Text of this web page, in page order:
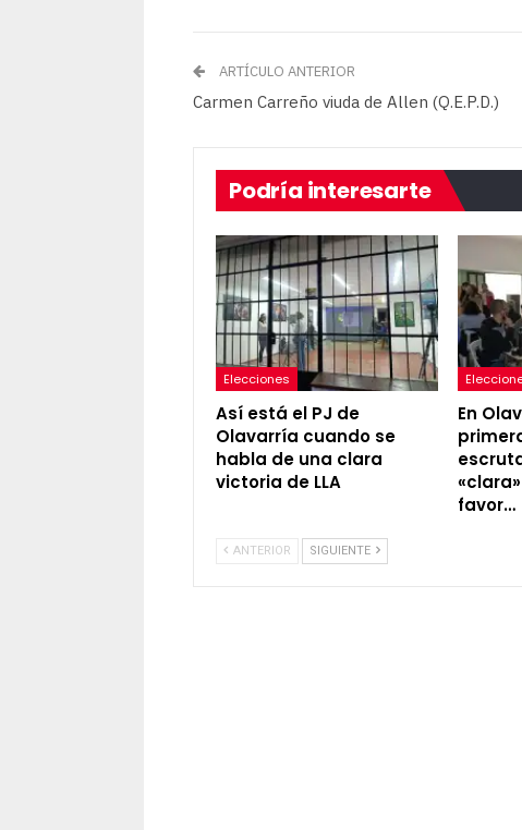
ARTÍCULO ANTERIOR
Carmen Carreño viuda de Allen (Q.E.P.D.)
Podría interesarte
Elecciones
Así está el PJ de
Olavarría cuando se
habla de una clara
victoria de LLA
En
favor…
ANTERIOR SIGUIENTE